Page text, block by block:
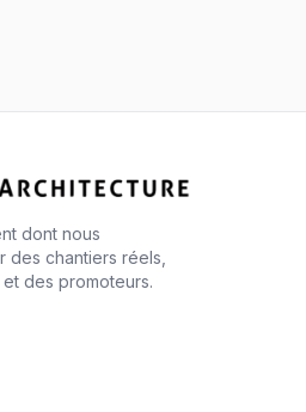
dont nous
des chantiers réels,
des promoteurs.